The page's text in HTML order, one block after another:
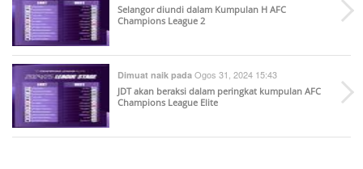
Selangor diundi dalam Kumpulan H AFC
Champions League 2
Dimuat naik pada Ogos 31, 2024 15:43
JDT akan beraksi dalam peringkat kumpulan AFC
Champions League Elite